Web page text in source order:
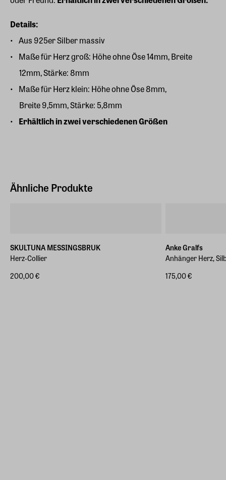
Details:
Aus 925er Silber massiv
Maße für Herz groß: Höhe ohne Öse 14mm, Breite
12mm, Stärke: 8mm
Maße für Herz klein: Höhe ohne Öse 8mm,
Breite 9,5mm, Stärke: 5,8mm
Erhältlich in zwei verschiedenen Größen
Ähnliche Produkte
SKULTUNA MESSINGSBRUK
Herz-Collier
200,00 €
Anke Gralfs
Anhänger Herz,
175,00 €